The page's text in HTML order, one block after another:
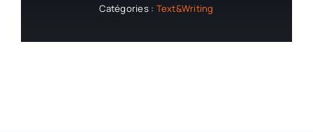
Catégories : Text&Writing